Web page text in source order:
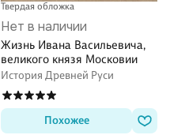
Твердая обложка
Нет в наличии
Жизнь Ивана Васильевича,
великого князя Московии
История Древней Руси
Похожее